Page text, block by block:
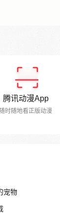
腾讯动漫App
随时随地看正版动漫
宠物